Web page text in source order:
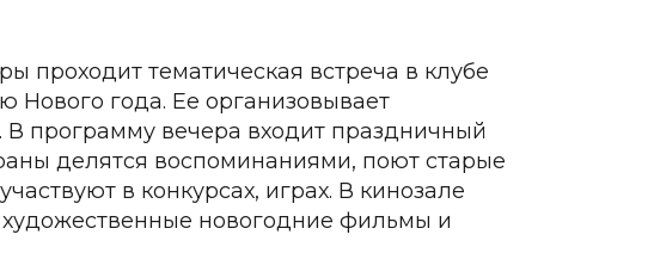
проходит тематическая встреча в клубе
Нового года. Ее организовывает
В программу вечера входит праздничный
делятся воспоминаниями, поют старые
в конкурсах, играх. В кинозале
новогодние фильмы и